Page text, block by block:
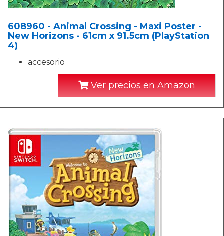
608960 - Animal Crossing - Maxi Poster -
New Horizons - 61cm x 91.5cm (PlayStation
4)
accesorio
Ver precios en Amazon